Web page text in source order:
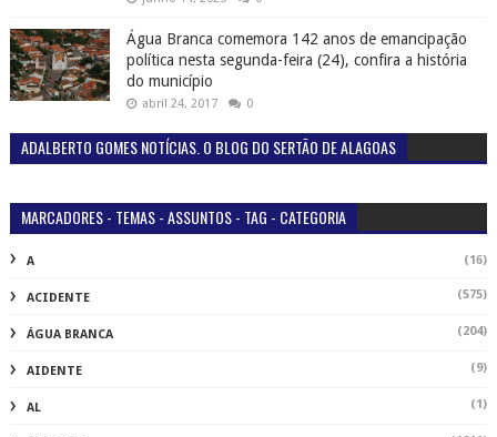
Água Branca comemora 142 anos de emancipação
política nesta segunda-feira (24), confira a história
do município
abril 24, 2017 0
ADALBERTO GOMES NOTÍCIAS. O BLOG DO SERTÃO DE ALAGOAS
MARCADORES - TEMAS - ASSUNTOS - TAG - CATEGORIA
A (16)
ACIDENTE (575)
ÁGUA BRANCA (204)
AIDENTE (9)
AL (1)